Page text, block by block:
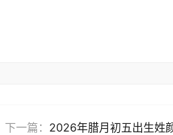
下一篇： 2026年腊月初五出生姓